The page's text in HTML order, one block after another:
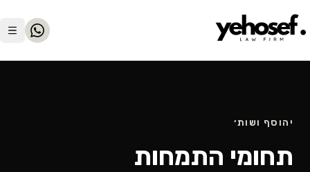
יהוסף ושות׳
תחומי התמחות